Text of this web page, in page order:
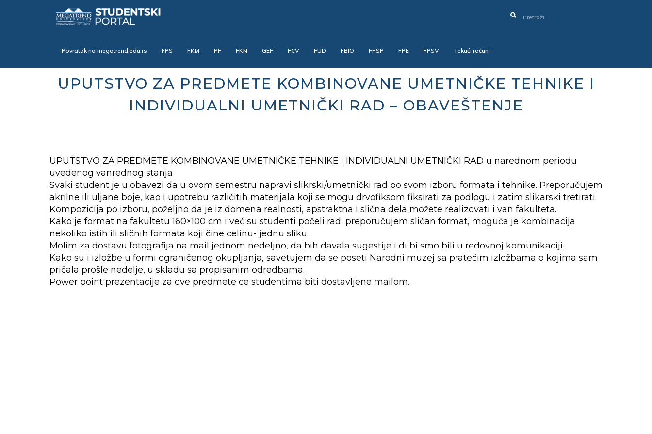
Povratak na megatrend.edu.rs FPS FKM PF FKN GEF FCV FUD FBIO FPSP FPE FPSV Tekući računi
UPUTSTVO ZA PREDMETE KOMBINOVANE UMETNIČKE TEHNIKE I
INDIVIDUALNI UMETNIČKI RAD – OBAVEŠTENJE
UPUTSTVO ZA PREDMETE KOMBINOVANE UMETNIČKE TEHNIKE I INDIVIDUALNI UMETNIČKI RAD u narednom periodu
uvedenog vanrednog stanja
Svaki student je u obavezi da u ovom semestru napravi slikrski/umetnički rad po svom izboru formata i tehnike. Preporučujem
akrilne ili uljane boje, kao i upotrebu različitih materijala koji se mogu drvofiksom fiksirati za podlogu i zatim slikarski tretirati.
Kompozicija po izboru, poželjno da je iz domena realnosti, apstraktna i slična dela možete realizovati i van fakulteta.
Kako je format na fakultetu 160×100 cm i već su studenti počeli rad, preporučujem sličan format, moguća je kombinacija
nekoliko istih ili sličnih formata koji čine celinu- jednu sliku.
Molim za dostavu fotografija na mail jednom nedeljno, da bih davala sugestije i di bi smo bili u redovnoj komunikaciji.
Kako su i izložbe u formi ograničenog okupljanja, savetujem da se poseti Narodni muzej sa pratećim izložbama o kojima sam
pričala prošle nedelje, u skladu sa propisanim odredbama.
Power point prezentacije za ove predmete ce studentima biti dostavljene mailom.